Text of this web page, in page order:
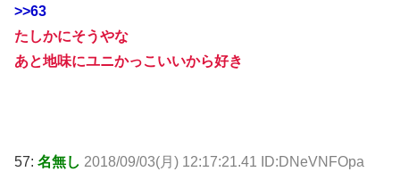
>>63
たしかにそうやな
あと地味にユニかっこいいから好き
57: 名無し 2018/09/03(月) 12:17:21.41 ID:DNeVNFOpa